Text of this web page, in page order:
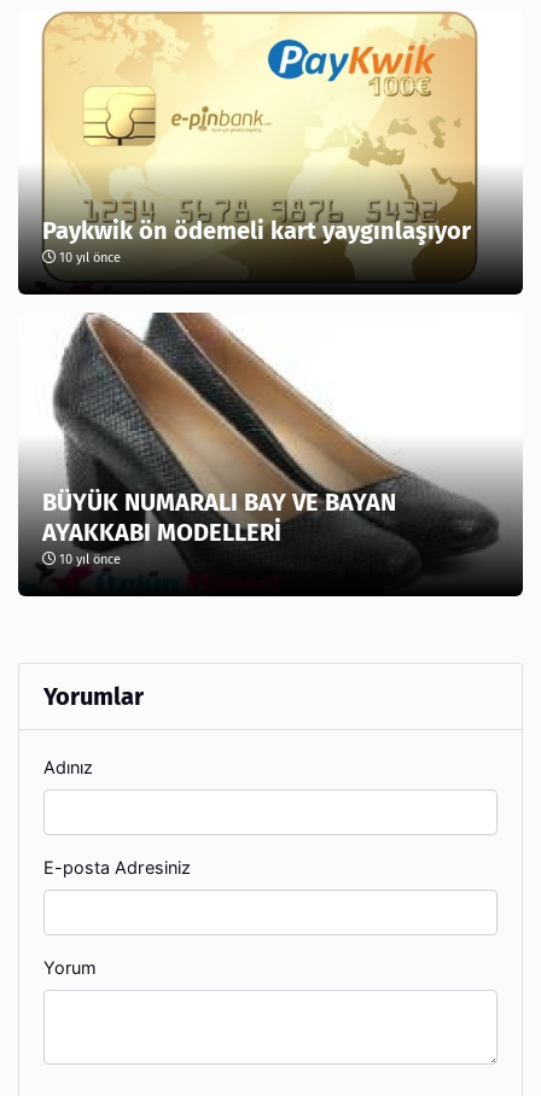
Paykwik ön ödemeli kart yaygınlaşıyor
10 yıl önce
BÜYÜK NUMARALI BAY VE BAYAN
AYAKKABI MODELLERİ
10 yıl önce
Yorumlar
Adınız
E-posta Adresiniz
Yorum